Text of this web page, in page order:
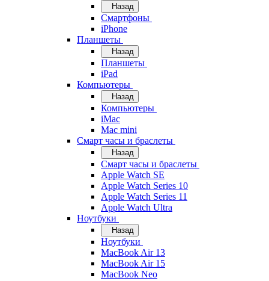
Назад
Смартфоны
iPhone
Планшеты
Назад
Планшеты
iPad
Компьютеры
Назад
Компьютеры
iMac
Mac mini
Смарт часы и браслеты
Назад
Смарт часы и браслеты
Apple Watch SE
Apple Watch Series 10
Apple Watch Series 11
Apple Watch Ultra
Ноутбуки
Назад
Ноутбуки
MacBook Air 13
MacBook Air 15
MacBook Neo